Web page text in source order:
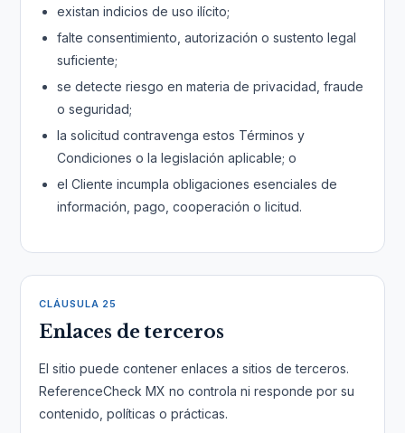
existan indicios de uso ilícito;
falte consentimiento, autorización o sustento legal
suficiente;
se detecte riesgo en materia de privacidad, fraude
o seguridad;
la solicitud contravenga estos Términos y
Condiciones o la legislación aplicable; o
el Cliente incumpla obligaciones esenciales de
información, pago, cooperación o licitud.
CLÁUSULA 25
Enlaces de terceros
El sitio puede contener enlaces a sitios de terceros.
ReferenceCheck MX no controla ni responde por su
contenido, políticas o prácticas.